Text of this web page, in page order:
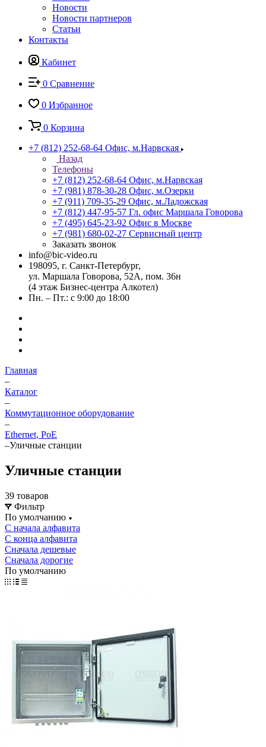
Новости
Новости партнеров
Статьи
Контакты
Кабинет
0 Сравнение
0 Избранное
0 Корзина
+7 (812) 252-68-64 Офис, м.Нарвская
Назад
Телефоны
+7 (812) 252-68-64 Офис, м.Нарвская
+7 (981) 878-30-28 Офис, м.Озерки
+7 (911) 709-35-29 Офис, м.Ладожская
+7 (812) 447-95-57 Гл. офис Маршала Говорова
+7 (495) 645-23-92 Офис в Москве
+7 (981) 680-02-27 Сервисный центр
Заказать звонок
info@bic-video.ru
198095, г. Санкт-Петербург,
ул. Маршала Говорова, 52А, пом. 36н
(4 этаж Бизнес-центра Алкотел)
Пн. – Пт.: с 9:00 до 18:00
Главная
–
Каталог
–
Коммутационное оборудование
–
Ethernet, PoE
–Уличные станции
Уличные станции
39 товаров
Фильтр
По умолчанию
С начала алфавита
С конца алфавита
Сначала дешевые
Сначала дорогие
По умолчанию